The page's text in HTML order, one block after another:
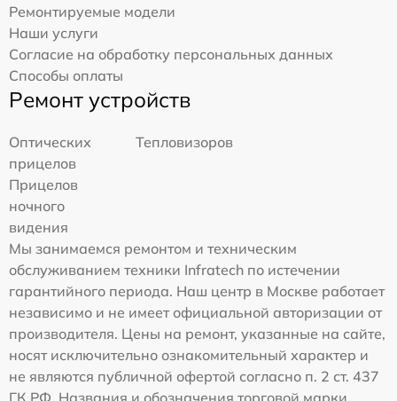
Ремонтируемые модели
Наши услуги
Согласие на обработку персональных данных
Способы оплаты
Ремонт устройств
Оптических
прицелов
Тепловизоров
Прицелов
ночного
видения
Мы занимаемся ремонтом и техническим
обслуживанием техники Infratech по истечении
гарантийного периода. Наш центр в Москве работает
независимо и не имеет официальной авторизации от
производителя. Цены на ремонт, указанные на сайте,
носят исключительно ознакомительный характер и
не являются публичной офертой согласно п. 2 ст. 437
ГК РФ. Названия и обозначения торговой марки